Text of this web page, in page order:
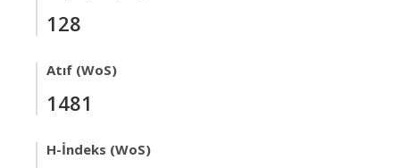
128
Atıf (WoS)
1481
H-İndeks (WoS)